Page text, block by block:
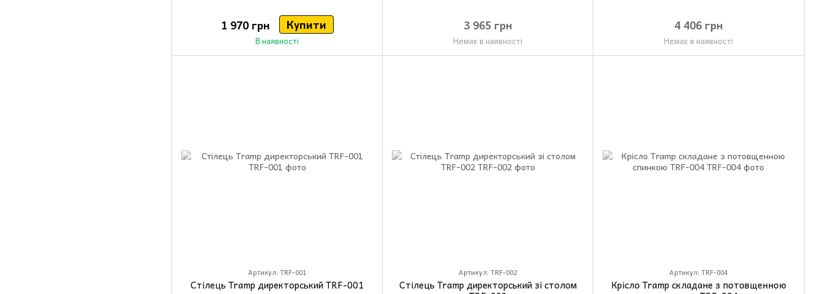
1 970 грн Купити
В наявності
3 965 грн
Немає в наявності
4 406 грн
Немає в наявності
Артикул: TRF-001
Стілець Tramp директорський TRF-001
Артикул: TRF-002
Стілець Tramp директорський зі столом
Артикул: TRF-004
Крісло Tramp складане з потовщенною